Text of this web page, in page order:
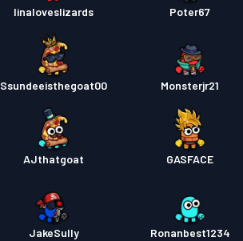
linaloveslizards Poter67
Ssundeeisthegoat00 Monsterjr21
AJthatgoat GASFACE
JakeSully Ronanbest1234